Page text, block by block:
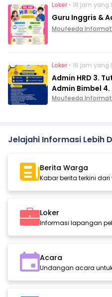
Loker • 16 jam yang
Guru Inggris &
Moufeeda
Loker • 16 jam yang
Admin HRD 3.
Admin Bimbel
Moufeeda
Jelajahi Informasi Lebih
Berita Warga
Kabar berita terkini
Loker
Informasi lapangan
Acara
Undangan acara